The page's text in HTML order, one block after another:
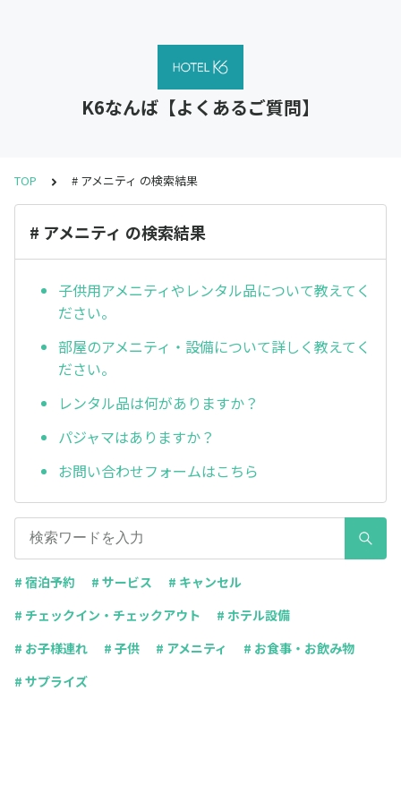
K6なんば【よくあるご質問】
TOP # アメニティ の検索結果
# アメニティ の検索結果
子供用アメニティやレンタル品について教えてく
ださい。
部屋のアメニティ・設備について詳しく教えてく
ださい。
レンタル品は何がありますか？
パジャマはありますか？
お問い合わせフォームはこちら
# 宿泊予約 # サービス
# キャンセル
# チェックイン・チェックアウト
# ホテル設備
# お子様連れ
# 子供 # アメニティ
# お食事・お飲み物
# サプライズ